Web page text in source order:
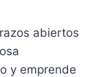
abiertos
y emprende